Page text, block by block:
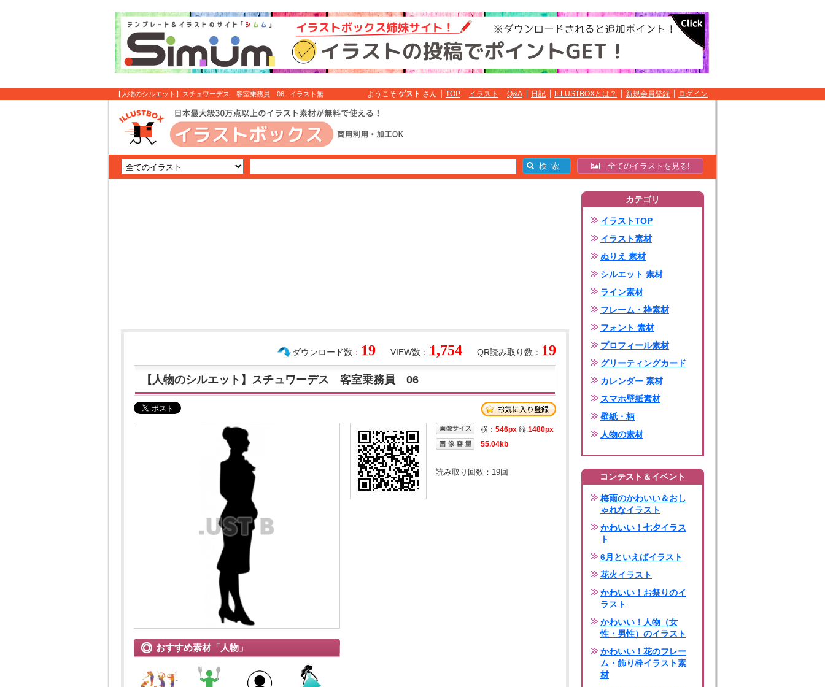
【人物のシルエット】スチュワーデス 客室乗務員 06 : イラスト無
ようこそ ゲスト さん TOP イラスト Q&A 日記 ILLUSTBOXとは？ 新規会員登録 ログイン
全てのイラストを見る!
QR読み取り数： 19
VIEW数： 1,754
ダウンロード数： 19
【人物のシルエット】スチュワーデス 客室乗務員 06
おすすめ素材「人物」
横： 546px 縦:1480px
55.04kb
読み取り回数： 19回
カテゴリ
イラストTOP
イラスト素材
ぬりえ 素材
シルエット 素材
ライン素材
フレーム・枠素材
フォント 素材
プロフィール素材
グリーティングカード
カレンダー 素材
スマホ壁紙素材
壁紙・柄
人物の素材
コンテスト＆イベント
梅雨のかわいい＆おし
ゃれなイラスト
かわいい！七夕イラス
ト
6月といえばイラスト
花火イラスト
かわいい！お祭りのイ
ラスト
かわいい！人物（女
性・男性）のイラスト
かわいい！花のフレー
ム・飾り枠イラスト素
材